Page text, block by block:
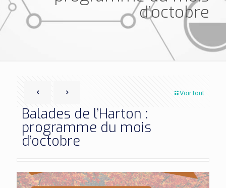
d’octobre
Voir tout
Balades de l’Harton :
programme du mois
d’octobre